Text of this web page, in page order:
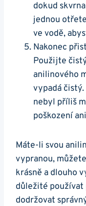
dokud
jednou
ve vodě,
Nakonec
Použijte
anilinového
vypadá
nebyl příliš
poškození
Máte-li svou
vypranou,
krásně a dlouho
důležité používat
dodržovat